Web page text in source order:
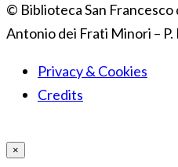
© Biblioteca San Francesco
Antonio dei Frati Minori –
Privacy & Cookies
Credits
×